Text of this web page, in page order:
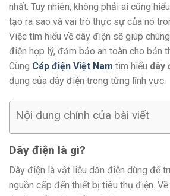
nhất. Tuy nhiên, không phải ai cũng
tạo ra sao và vai trò thực sự của nó
Việc tìm hiểu về dây điện sẽ giúp
điện hợp lý, đảm bảo an toàn cho bản
Cùng Cáp điện Việt Nam tìm hiểu dây
dụng của dây điện trong từng lĩnh vực.
Nội dung chính của bài viết
Dây điện là gì?
Dây điện là vật liệu dẫn điện dùng để
nguồn cấp đến thiết bị tiêu thụ điện.